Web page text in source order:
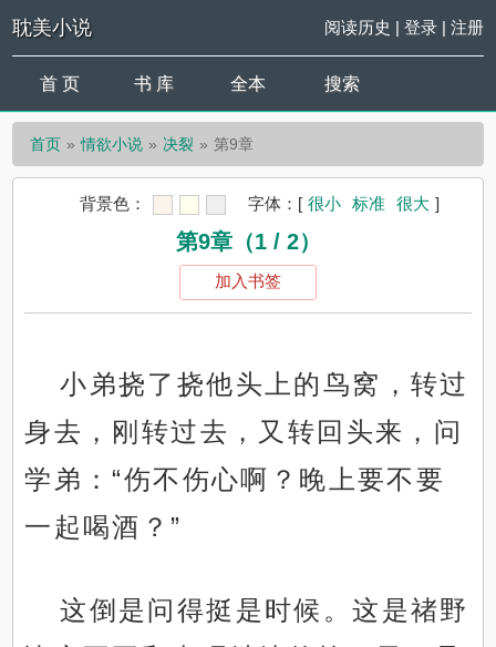
耽美小说 阅读历史 | 登录| 注册
首 页 书 库 全本 搜索
首页 情欲小说 决裂 第9章
背景色： 字体： [ 很小 标准 很大 ]
第9章（1 / 2）
加入书签
小弟挠了挠他头上的鸟窝，转过
身去，刚转过去，又转回头来，问
学弟：“伤不伤心啊？晚上要不要
一起喝酒？”
这倒是问得挺是时候。这是禇野